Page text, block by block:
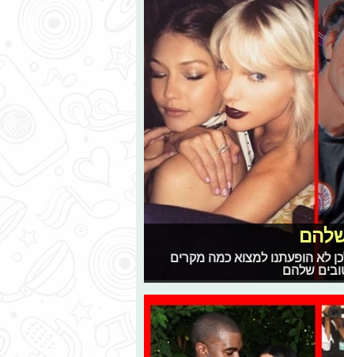
לא הופעתנו למצוא כמה מקרים
שלהם